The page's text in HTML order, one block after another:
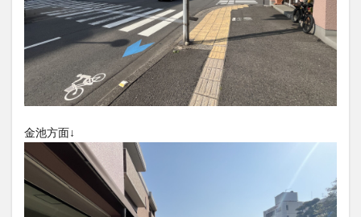
金池方面↓
庄内町カフェ
府内 投票 挾間町
新幹線
日出 日出町 日田市
昆虫食
明豊
期間限定 本
杵築市
津久見市
海開き 温泉 湧水
湯布院
滝
漢方 炭火焼き 焼き菓子
犬
玖珠郡
磨崖仏
祝祭の広場
移転
竹田 竹田市
絵本
自動販売機
舞台